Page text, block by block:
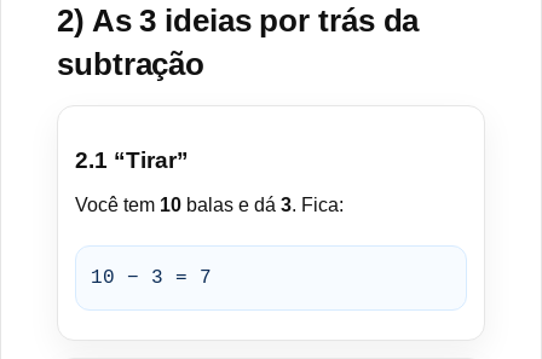
2) As 3 ideias por trás da
subtração
2.1 “Tirar”
Você tem 10 balas e dá 3. Fica:
10 − 3 = 7